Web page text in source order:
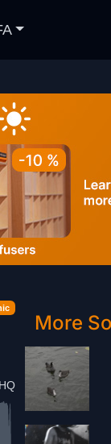
HQ
More